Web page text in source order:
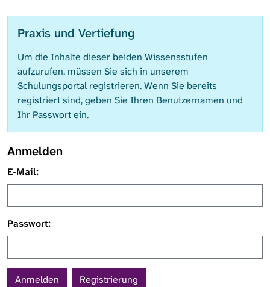
Praxis und Vertiefung
Um die Inhalte dieser beiden Wissensstufen
aufzurufen, müssen Sie sich in unserem
Schulungsportal registrieren. Wenn Sie bereits
registriert sind, geben Sie Ihren Benutzernamen und
Ihr Passwort ein.
Anmelden
E-Mail:
Passwort:
Registrierung